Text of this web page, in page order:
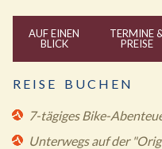
AUF EINEN
BLICK
TERMINE
PREISE
R E I S E B U C H E N
7-tägiges Bike-
Unterwegs auf der